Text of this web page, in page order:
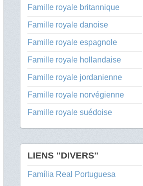
Famille royale britannique
Famille royale danoise
Famille royale espagnole
Famille royale hollandaise
Famille royale jordanienne
Famille royale norvégienne
Famille royale suédoise
LIENS "DIVERS"
Família Real Portuguesa